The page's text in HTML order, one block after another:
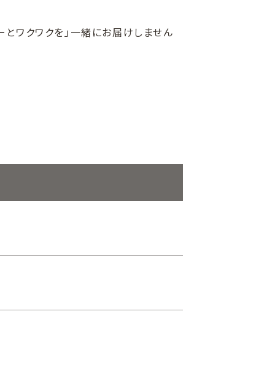
ワクワクを」一緒にお届けしません